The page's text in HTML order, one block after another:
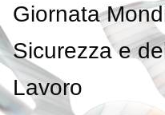
Giornata
Sicurezza e
Lavoro